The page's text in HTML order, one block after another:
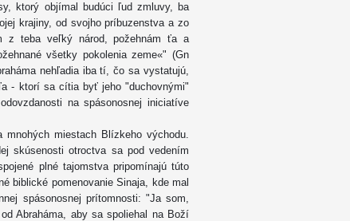
ktorý objímal budúci ľud zmluvy, ba
krajiny, od svojho príbuzenstva a zo
z teba veľký národ, požehnám ťa a
všetky pokolenia zeme«" (Gn
nehľadia iba tí, čo sa vystatujú,
- ktorí sa cítia byť jeho "duchovnými"
na spásonosnej iniciatíve
miestach Blízkeho východu.
skúsenosti otroctva sa pod vedením
plné tajomstva pripomínajú túto
biblické pomenovanie Sinaja, kde mal
spásonosnej prítomnosti: "Ja som,
Abraháma, aby sa spoliehal na Boží